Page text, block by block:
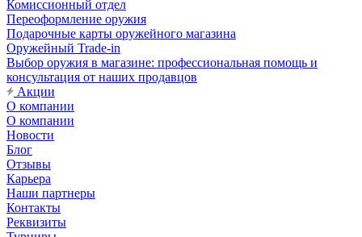
Комиссионный отдел
Переоформление оружия
Подарочные карты оружейного магазина
Оружейный Trade-in
Выбор оружия в магазине: профессиональная помощь и
консультация от наших продавцов
Акции
О компании
О компании
Новости
Блог
Отзывы
Карьера
Наши партнеры
Контакты
Реквизиты